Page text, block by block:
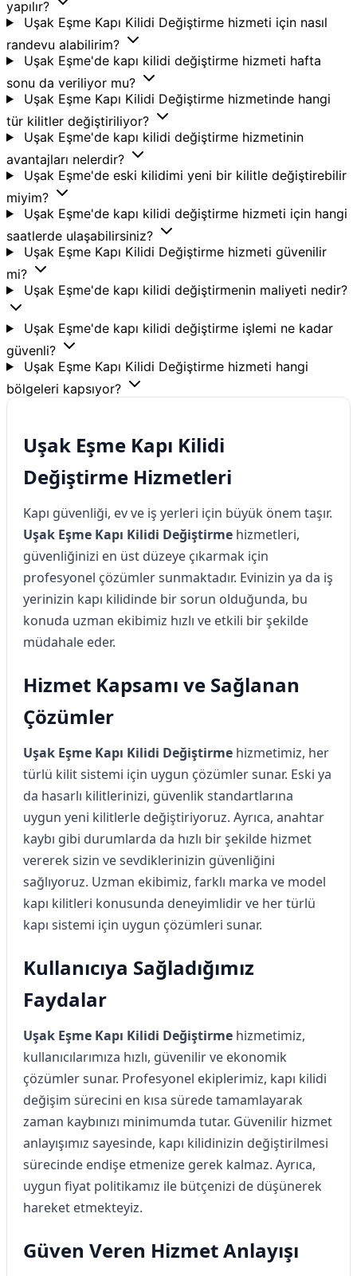
yapılır?
Uşak Eşme Kapı Kilidi Değiştirme hizmeti için nasıl
randevu alabilirim?
Uşak Eşme'de kapı kilidi değiştirme hizmeti hafta
sonu da veriliyor mu?
Uşak Eşme Kapı Kilidi Değiştirme hizmetinde hangi
tür kilitler değiştiriliyor?
Uşak Eşme'de kapı kilidi değiştirme hizmetinin
avantajları nelerdir?
Uşak Eşme'de eski kilidimi yeni bir kilitle değiştirebilir
miyim?
Uşak Eşme'de kapı kilidi değiştirme hizmeti için hangi
saatlerde ulaşabilirsiniz?
Uşak Eşme Kapı Kilidi Değiştirme hizmeti güvenilir
mi?
Uşak Eşme'de kapı kilidi değiştirmenin maliyeti nedir?
Uşak Eşme'de kapı kilidi değiştirme işlemi ne kadar
güvenli?
Uşak Eşme Kapı Kilidi Değiştirme hizmeti hangi
bölgeleri kapsıyor?
Uşak Eşme Kapı Kilidi
Değiştirme Hizmetleri
Kapı güvenliği, ev ve iş yerleri için büyük önem taşır.
Uşak Eşme Kapı Kilidi Değiştirme hizmetleri,
güvenliğinizi en üst düzeye çıkarmak için
profesyonel çözümler sunmaktadır. Evinizin ya da iş
yerinizin kapı kilidinde bir sorun olduğunda, bu
konuda uzman ekibimiz hızlı ve etkili bir şekilde
müdahale eder.
Hizmet Kapsamı ve Sağlanan
Çözümler
Uşak Eşme Kapı Kilidi Değiştirme hizmetimiz, her
türlü kilit sistemi için uygun çözümler sunar. Eski ya
da hasarlı kilitlerinizi, güvenlik standartlarına
uygun yeni kilitlerle değiştiriyoruz. Ayrıca, anahtar
kaybı gibi durumlarda da hızlı bir şekilde hizmet
vererek sizin ve sevdiklerinizin güvenliğini
sağlıyoruz. Uzman ekibimiz, farklı marka ve model
kapı kilitleri konusunda deneyimlidir ve her türlü
kapı sistemi için uygun çözümleri sunar.
Kullanıcıya Sağladığımız
Faydalar
Uşak Eşme Kapı Kilidi Değiştirme hizmetimiz,
kullanıcılarımıza hızlı, güvenilir ve ekonomik
çözümler sunar. Profesyonel ekiplerimiz, kapı kilidi
değişim sürecini en kısa sürede tamamlayarak
zaman kaybınızı minimumda tutar. Güvenilir hizmet
anlayışımız sayesinde, kapı kilidinizin değiştirilmesi
sürecinde endişe etmenize gerek kalmaz. Ayrıca,
uygun fiyat politikamız ile bütçenizi de düşünerek
hareket etmekteyiz.
Güven Veren Hizmet Anlayışı